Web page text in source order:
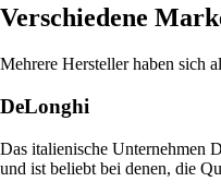
Verschiedene
Mehrere Hersteller haben sich
DeLonghi
Das italienische Unternehmen
und ist beliebt bei denen, die